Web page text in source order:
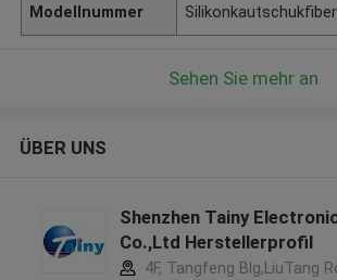
Modellnummer
Sehen Sie mehr an
ÜBER UNS
Shenzhen Tainy
Co.,Ltd Herstellerprofil
4F, Tangfeng Blg,LiuTang